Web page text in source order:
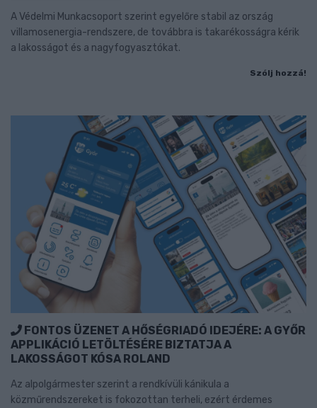
A Védelmi Munkacsoport szerint egyelőre stabil az ország
villamosenergia-rendszere, de továbbra is takarékosságra kérik
a lakosságot és a nagyfogyasztókat.
Szólj hozzá!
FONTOS ÜZENET A HŐSÉGRIADÓ IDEJÉRE: A GYŐR
APPLIKÁCIÓ LETÖLTÉSÉRE BIZTATJA A
LAKOSSÁGOT KÓSA ROLAND
Az alpolgármester szerint a rendkívüli kánikula a
közműrendszereket is fokozottan terheli, ezért érdemes